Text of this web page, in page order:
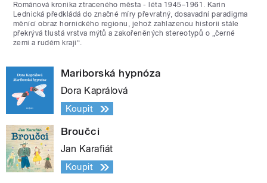
Románová kronika ztraceného města - léta 1945–1961. Karin
Lednická předkládá do značné míry převratný, dosavadní paradigma
měnící obraz hornického regionu, jehož zahlazenou historii stále
překrývá tlustá vrstva mýtů a zakořeněných stereotypů o „černé
zemi a rudém kraji“.
Mariborská hypnóza
Dora Kaprálová
Koupit
Broučci
Jan Karafiát
Koupit